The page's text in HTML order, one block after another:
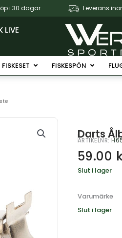
i 30 dagar Leverans
LIVE
Fiskerullar
FISKESET Öppna Fiskeset
FISKESPÖN Öppna
Darts
ARTIKELNR:
59.00
Slut i lager
Varumärke
Slut i lager